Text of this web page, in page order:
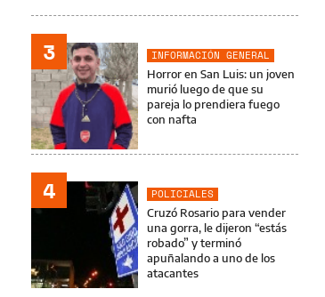
3
INFORMACIÓN GENERAL
Horror en San Luis: un joven
murió luego de que su
pareja lo prendiera fuego
con nafta
4
POLICIALES
Cruzó Rosario para vender
una gorra, le dijeron “estás
robado” y terminó
apuñalando a uno de los
atacantes